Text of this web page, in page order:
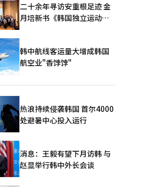
二十余年寻访安重根足迹 金
月培新书《韩国独立运动圣
韩中航线客运量大增成韩国
航空业"香饽饽"
热浪持续侵袭韩国 首尔4000
处避暑中心投入运行
消息：王毅有望下月访韩 与
赵显举行韩中外长会谈